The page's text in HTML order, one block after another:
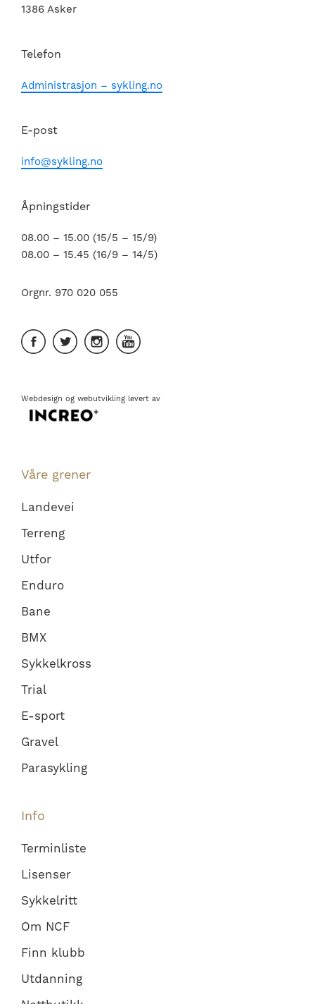
1386 Asker
Telefon
Administrasjon – sykling.no
E-post
info@sykling.no
Åpningstider
08.00 – 15.00 (15/5 – 15/9)
08.00 – 15.45 (16/9 – 14/5)
Orgnr. 970 020 055
Webdesign og webutvikling levert av
Våre grener
Landevei
Terreng
Utfor
Enduro
Bane
BMX
Sykkelkross
Trial
E-sport
Gravel
Parasykling
Info
Terminliste
Lisenser
Sykkelritt
Om NCF
Finn klubb
Utdanning